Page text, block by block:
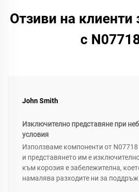
Отзиви на клиенти
с
John Smith
Изключително представяне при
условия
Използваме компоненти от
и представянето им е
към корозия е забележителна,
намалява разходите ни за